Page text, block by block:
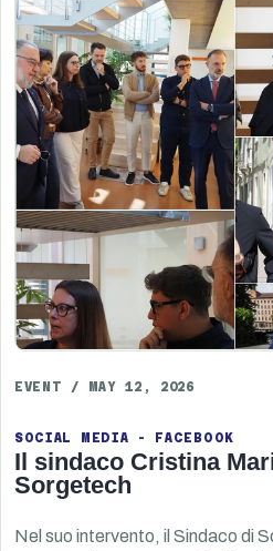
EVENT / MAY 12, 2026
SOCIAL MEDIA - FACEBOOK
Il sindaco Cristina
Sorgetech
Nel suo intervento, il Sindaco di